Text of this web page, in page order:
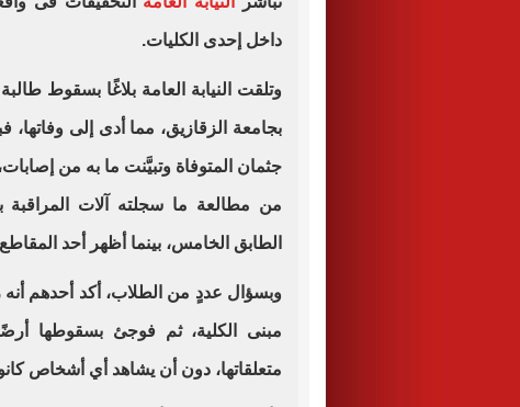
داخل إحدى الكليات.
وتلقت النيابة العامة بلاغًا بسقوط
بجامعة الزقازيق، مما أدى إلى وفاتها،
جثمان المتوفاة وتبيَّنت ما به من
من مطالعة ما سجلته آلات المراقبة
الطابق الخامس، بينما أظهر أحد
وبسؤال عددٍ من الطلاب، أكد أحدهم أنه
مبنى الكلية، ثم فوجئ بسقوطها
متعلقاتها، دون أن يشاهد أي أشخاص